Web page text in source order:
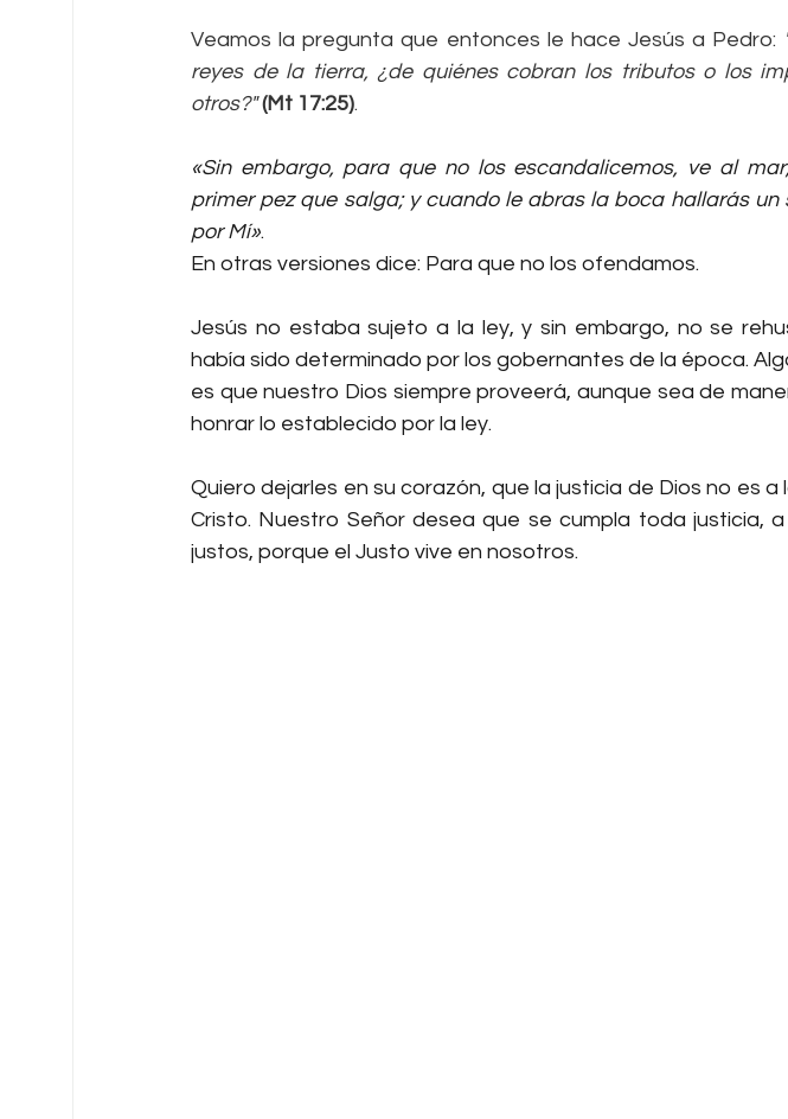
Veamos la pregunta que entonces le hace Jesús a Pedro:
reyes de la tierra, ¿de quiénes cobran los tributos o los
otros?" (Mt 17:25).
«Sin embargo, para que no los escandalicemos, ve al
primer pez que salga; y cuando le abras la boca hallarás un
por Mí».
En otras versiones dice: Para que no los ofendamos.
Jesús no estaba sujeto a la ley, y sin embargo, no se
había sido determinado por los gobernantes de la época.
es que nuestro Dios siempre proveerá, aunque sea de
honrar lo establecido por la ley.
Quiero dejarles en su corazón, que la justicia de Dios no es a
Cristo. Nuestro Señor desea que se cumpla toda justicia,
justos, porque el Justo vive en nosotros.